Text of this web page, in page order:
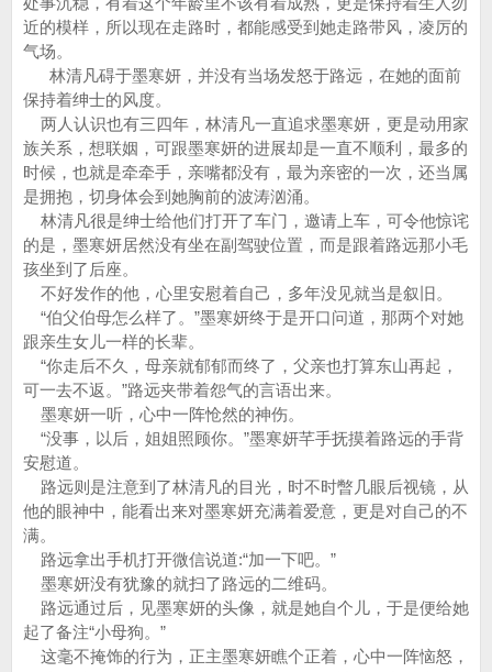
近的模样，所以现在走路时，都能感受到她走路带风，凌厉的
气场。
林清凡碍于墨寒妍，并没有当场发怒于路远，在她的面前
保持着绅士的风度。
两人认识也有三四年，林清凡一直追求墨寒妍，更是动用家
族关系，想联姻，可跟墨寒妍的进展却是一直不顺利，最多的
时候，也就是牵牵手，亲嘴都没有，最为亲密的一次，还当属
是拥抱，切身体会到她胸前的波涛汹涌。
林清凡很是绅士给他们打开了车门，邀请上车，可令他惊诧
的是，墨寒妍居然没有坐在副驾驶位置，而是跟着路远那小毛
孩坐到了后座。
不好发作的他，心里安慰着自己，多年没见就当是叙旧。
“伯父伯母怎么样了。”墨寒妍终于是开口问道，那两个对她
跟亲生女儿一样的长辈。
“你走后不久，母亲就郁郁而终了，父亲也打算东山再起，
可一去不返。”路远夹带着怨气的言语出来。
墨寒妍一听，心中一阵怆然的神伤。
“没事，以后，姐姐照顾你。”墨寒妍芊手抚摸着路远的手背
安慰道。
路远则是注意到了林清凡的目光，时不时暼几眼后视镜，从
他的眼神中，能看出来对墨寒妍充满着爱意，更是对自己的不
满。
路远拿出手机打开微信说道:“加一下吧。”
墨寒妍没有犹豫的就扫了路远的二维码。
路远通过后，见墨寒妍的头像，就是她自个儿，于是便给她
起了备注“小母狗。”
这毫不掩饰的行为，正主墨寒妍瞧个正着，心中一阵恼怒，